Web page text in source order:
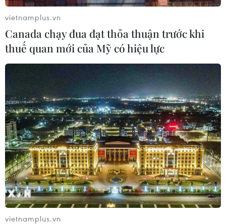
việc giám sát ngân hàng SVB
26/04/2023 06:14
Fed sẽ công bố đánh giá nội bộ về quá trình giám sát
hàng lớn nhất Thung lũng Silicon vừa tuyên bố phá sản
hồi tháng Ba vừa qua, vào ngày 28/4.
vietnamplus.vn
Canada chạy đua đạt thỏa thuận trước khi
thuế quan mới của Mỹ có hiệu lực
vietnamplus.vn